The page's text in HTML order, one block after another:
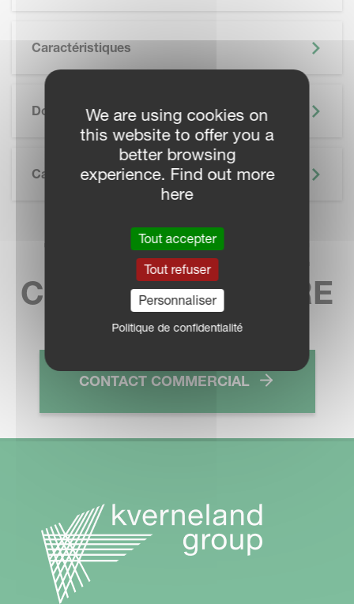
Caractéristiques
Documentation
Caractéristiques Techniques
TROUVEZ VOTRE
CONCESSIONNAIRE
CONTACT COMMERCIAL
We are using cookies on
this website to offer you a
better browsing
experience. Find out more
here
Tout accepter
Tout refuser
Personnaliser
Politique de confidentialité